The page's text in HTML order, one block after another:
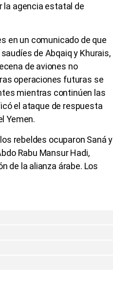
la agencia estatal de
en un comunicado de que
de Abqaiq y Khurais,
de aviones no
operaciones futuras se
mientras continúen las
el ataque de respuesta
Yemen.
rebeldes ocuparon Saná y
Rabu Mansur Hadi,
de la alianza árabe. Los